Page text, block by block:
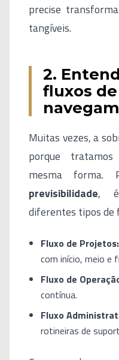
precise
tangíveis.
2.
fluxos
navegam
Muitas vezes, a
porque
mesma forma.
previsibilidade, é
diferentes tipos de
Fluxo de Projetos:
com início, meio e
Fluxo de
contínua.
Fluxo
rotineiras de